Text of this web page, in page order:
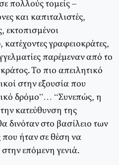
πολλούς τομείς –
και καπιταλιστές,
εκτοπισμένοι
γραφειοκράτες,
παρέμεναν από το
Το πιο απειλητικό
στην εξουσία που
δρόμο”… “Συνεπώς, η
κατεύθυνση της
δινόταν στο βασίλειο των
ήταν σε θέση να
επόμενη γενιά.